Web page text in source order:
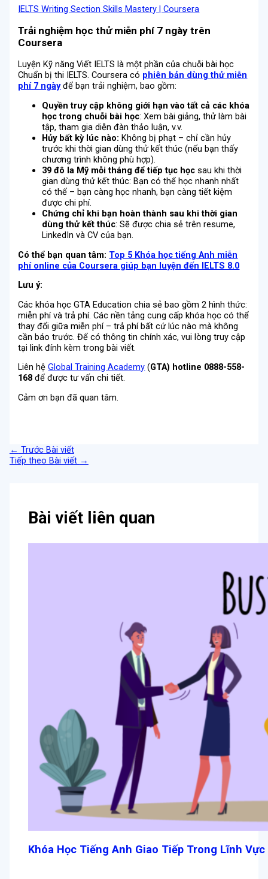
IELTS Writing Section Skills Mastery | Coursera
Trải nghiệm học thử miễn phí 7 ngày trên
Coursera
Luyện Kỹ năng Viết IELTS là một phần của chuỗi bài học
Chuẩn bị thi IELTS. Coursera có phiên bản dùng thử miễn
phí 7 ngàyđể bạn trải nghiệm, bao gồm:
Quyền truy cập không giới hạn vào tất cả các khóa
học trong chuỗi bài học: Xem bài giảng, thử làm bài
tập, tham gia diễn đàn thảo luận, v.v.
Hủy bất kỳ lúc nào: Không bị phạt – chỉ cần hủy
trước khi thời gian dùng thử kết thúc (nếu bạn thấy
chương trình không phù hợp).
39 đô la Mỹ mỗi tháng để tiếp tục học sau khi thời
gian dùng thử kết thúc: Bạn có thể học nhanh nhất
có thể – bạn càng học nhanh, bạn càng tiết kiệm
được chi phí.
Chứng chỉ khi bạn hoàn thành sau khi thời gian
dùng thử kết thúc: Sẽ được chia sẻ trên resume,
LinkedIn và CV của bạn.
Có thể bạn quan tâm: Top 5 Khóa học tiếng Anh miễn
phí online của Coursera giúp bạn luyện đến IELTS 8.0
Lưu ý:
Các khóa học GTA Education chia sẻ bao gồm 2 hình thức:
miễn phí và trả phí. Các nền tảng cung cấp khóa học có thể
thay đổi giữa miễn phí – trả phí bất cứ lúc nào mà không
cần báo trước. Để có thông tin chính xác, vui lòng truy cập
tại link đính kèm trong bài viết.
Liên hệGlobal Training Academy (GTA) hotline 0888-558-
168 để được tư vấn chi tiết.
Cảm ơn bạn đã quan tâm.
← Trước Bài viết
Tiếp theo Bài viết →
Bài viết liên quan
Khóa Học Tiếng Anh Giao Tiếp Trong Lĩnh